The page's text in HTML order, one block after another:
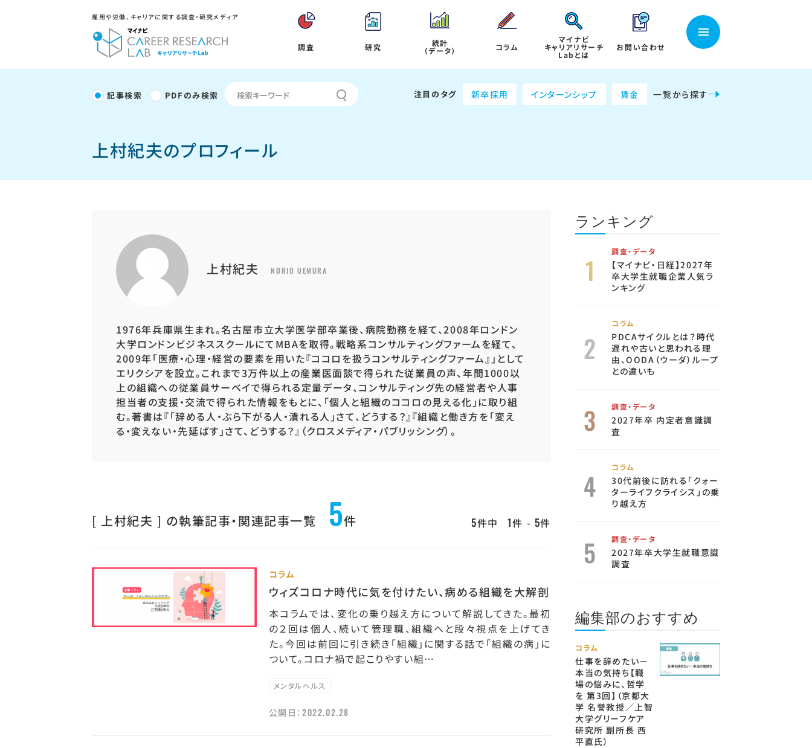
雇用や労働、キャリアに関する調査・研究メディア
調査 研究 統計
（データ） コラム
マイナビ
キャリアリサーチ
Labとは
お問い合わせ
記事検索 PDFのみ検索 注目のタグ 新卒採用 インターンシップ 賃金 一覧から探す
上村紀夫のプロフィール
上村紀夫 NORIO UEMURA
1976年兵庫県生まれ。名古屋市立大学医学部卒業後、病院勤務を経て、2008年ロンドン
大学ロンドンビジネススクールにてMBAを取得。戦略系コンサルティングファームを経て、
2009年「医療・心理・経営の要素を用いた『ココロを扱うコンサルティングファーム』」として
エリクシアを設立。これまで3万件以上の産業医面談で得られた従業員の声、年間1000以
上の組織への従業員サーベイで得られる定量データ、コンサルティング先の経営者や人事
担当者の支援・交流で得られた情報をもとに、「個人と組織のココロの見える化」に取り組
む。著書は『「辞める人・ぶら下がる人・潰れる人」さて、どうする？』『組織と働き方を「変え
る・変えない・先延ばす」さて、どうする？』（クロスメディア・パブリッシング）。
[ 上村紀夫 ] の執筆記事・関連記事一覧 5件 5件中 1件 - 5件
コラム
ウィズコロナ時代に気を付けたい、病める組織を大解剖
本コラムでは、変化の乗り越え方について解説してきた。最初
の２回は個人、続いて管理職、組織へと段々視点を上げてき
た。今回は前回に引き続き「組織」に関する話で「組織の病」に
ついて。コロナ禍で起こりやすい組…
メンタルヘルス
公開日：2022.02.28
ランキング
調査・データ
【マイナビ・日経】2027年
卒大学生就職企業人気ラ
ンキング
コラム
PDCAサイクルとは？時代
遅れや古いと思われる理
由、OODA（ウーダ）ループ
との違いも
調査・データ
2027年卒 内定者意識調
査
コラム
30代前後に訪れる「クォー
ターライフクライシス」の乗
り越え方
調査・データ
2027年卒大学生就職意識
調査
編集部のおすすめ
コラム
仕事を辞めたい－
本当の気持ち【職
場の悩みに、哲学
を 第3回】（京都大
学 名誉教授／上智
大学グリーフケア
研究所 副所長 西
平直氏）